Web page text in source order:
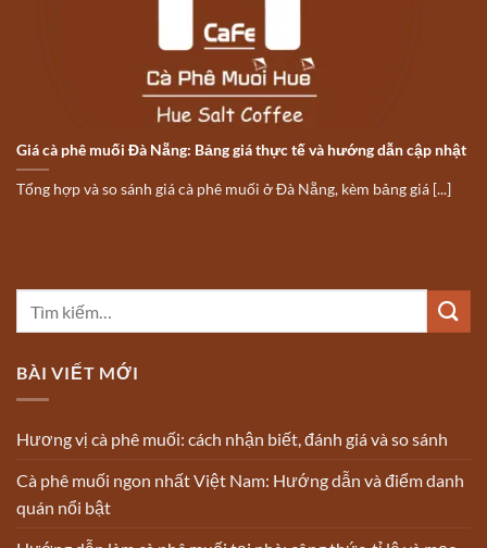
BÀI VIẾT MỚI
Hương vị cà phê muối: cách nhận biết, đánh giá và so sánh
Cà phê muối ngon nhất Việt Nam: Hướng dẫn và điểm danh
quán nổi bật
Giá cà phê muối Đà Nẵng: Bảng giá thực tế và hướng dẫn cập nhật
Tổng hợp và so sánh giá cà phê muối ở Đà Nẵng, kèm bảng giá [...]